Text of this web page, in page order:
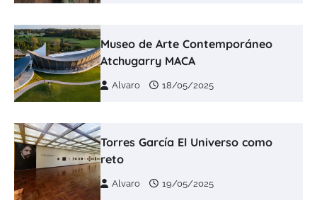
Museo de Arte Contemporáneo
Atchugarry MACA
Alvaro 18/05/2025
Torres García El Universo como
reto
Alvaro 19/05/2025